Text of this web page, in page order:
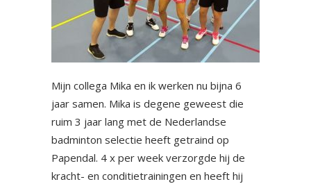
Mijn collega Mika en ik werken nu bijna 6
jaar samen. Mika is degene geweest die
ruim 3 jaar lang met de Nederlandse
badminton selectie heeft getraind op
Papendal. 4 x per week verzorgde hij de
kracht- en conditietrainingen en heeft hij